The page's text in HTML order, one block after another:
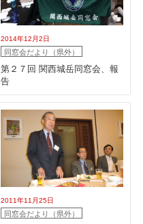
2014年12月2日
同窓会だより（県外）
第２７回 関西城岳同窓会、報
告
2011年11月25日
同窓会だより（県外）